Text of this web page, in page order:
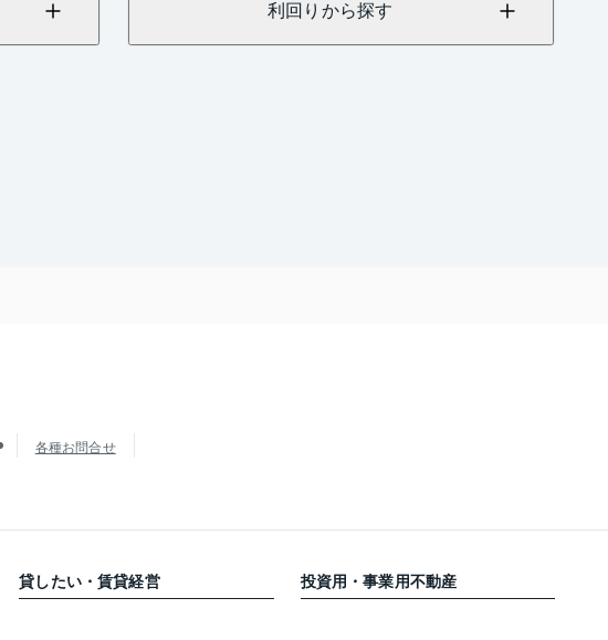
利回りから探す
各種お問合せ
貸したい・賃貸経営 投資用・事業用不動産